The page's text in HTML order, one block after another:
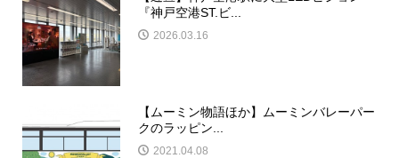
『神戸空港ST.ビ...
2026.03.16
【ムーミン物語ほか】ムーミンバレーパー
クのラッピン...
2021.04.08